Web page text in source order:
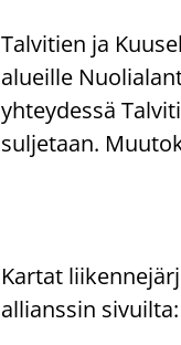
Tal­vi­tien ja
alueil­le
yh­tey­des­sä
sul­je­taan.
Kartat
allianssin sivuilta: